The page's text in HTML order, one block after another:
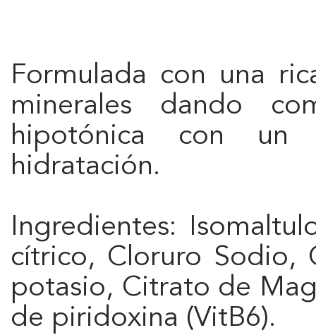
Formulada con una
minerales dando
hipotónica con un
hidratación.
Ingredientes:
cítrico, Cloruro
potasio, Citrato de
de piridoxina (VitB6).